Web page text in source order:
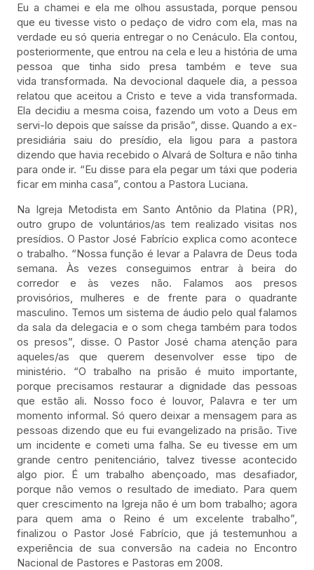
Eu a chamei e ela me olhou assustada, porque pensou
que eu tivesse visto o pedaço de vidro com ela, mas na
verdade eu só queria entregar o no Cenáculo. Ela contou,
posteriormente, que entrou na cela e leu a história de uma
pessoa que tinha sido presa também e teve sua
vida transformada. Na devocional daquele dia, a pessoa
relatou que aceitou a Cristo e teve a vida transformada.
Ela decidiu a mesma coisa, fazendo um voto a Deus em
servi-lo depois que saísse da prisão”, disse. Quando a ex-
presidiária saiu do presídio, ela ligou para a pastora
dizendo que havia recebido o Alvará de Soltura e não tinha
para onde ir. “Eu disse para ela pegar um táxi que poderia
ficar em minha casa”, contou a Pastora Luciana.
Na Igreja Metodista em Santo Antônio da Platina (PR),
outro grupo de voluntários/as tem realizado visitas nos
presídios. O Pastor José Fabrício explica como acontece
o trabalho. “Nossa função é levar a Palavra de Deus toda
semana. Às vezes conseguimos entrar à beira do
corredor e às vezes não. Falamos aos presos
provisórios, mulheres e de frente para o quadrante
masculino. Temos um sistema de áudio pelo qual falamos
da sala da delegacia e o som chega também para todos
os presos”, disse. O Pastor José chama atenção para
aqueles/as que querem desenvolver esse tipo de
ministério. “O trabalho na prisão é muito importante,
porque precisamos restaurar a dignidade das pessoas
que estão ali. Nosso foco é louvor, Palavra e ter um
momento informal. Só quero deixar a mensagem para as
pessoas dizendo que eu fui evangelizado na prisão. Tive
um incidente e cometi uma falha. Se eu tivesse em um
grande centro penitenciário, talvez tivesse acontecido
algo pior. É um trabalho abençoado, mas desafiador,
porque não vemos o resultado de imediato. Para quem
quer crescimento na Igreja não é um bom trabalho; agora
para quem ama o Reino é um excelente trabalho”,
finalizou o Pastor José Fabrício, que já testemunhou a
experiência de sua conversão na cadeia no Encontro
Nacional de Pastores e Pastoras em 2008.